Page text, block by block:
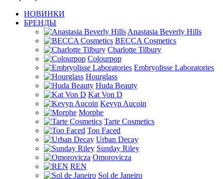
НОВИНКИ
БРЕНДЫ
Anastasia Beverly Hills
BECCA Cosmetics
Charlotte Tilbury
Colourpop
Embryolisse Laboratories
Hourglass
Huda Beauty
Kat Von D
Kevyn Aucoin
Morphe
Tarte Cosmetics
Too Faced
Urban Decay
Sunday Riley
Omorovicza
REN
Sol de Janeiro